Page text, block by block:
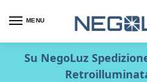
MENU
Su NegoLuz